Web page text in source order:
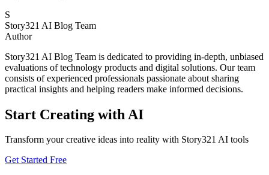
S
Story321 AI Blog Team
Author
Story321 AI Blog Team is dedicated to providing in-depth, unbiased
evaluations of technology products and digital solutions. Our team
consists of experienced professionals passionate about sharing
practical insights and helping readers make informed decisions.
Start Creating with AI
Transform your creative ideas into reality with Story321 AI tools
Get Started Free